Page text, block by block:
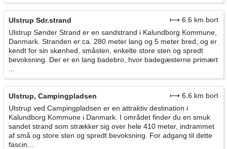
Ulstrup Sdr.strand
⟼ 6.6 km bort
Ulstrup Sønder Strand er en sandstrand i Kalundborg Kommune,
Danmark. Stranden er ca. 280 meter lang og 5 meter bred, og er
kendt for sin skønhed, småsten, enkelte store sten og spredt
bevoksning. Der er en lang badebro, hvor badegæsterne primært
Ulstrup, Campingpladsen
⟼ 6.6 km bort
Ulstrup ved Campingpladsen er en attraktiv destination i
Kalundborg Kommune i Danmark. I området finder du en smuk
sandet strand som strækker sig over hele 410 meter, indrammet
af små og store sten og spredt bevoksning. For adgang til dette
fascin...